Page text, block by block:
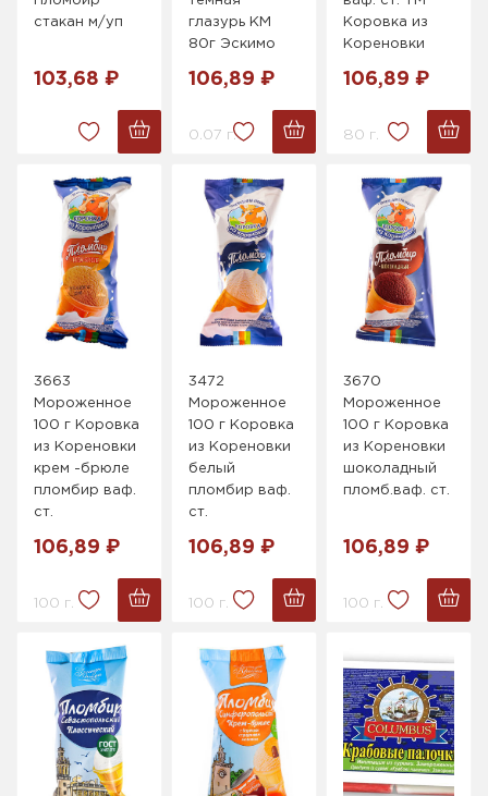
стакан м/уп
103,68 ₽
глазурь КМ
80г Эскимо
106,89 ₽
0.07 г.
Коровка из
Кореновки
106,89 ₽
80 г.
3663
Мороженное
100 г Коровка
из Кореновки
крем -брюле
пломбир ваф.
ст.
106,89 ₽
100 г.
3472
Мороженное
100 г Коровка
из Кореновки
белый
пломбир ваф.
ст.
106,89 ₽
100 г.
3670
Мороженное
100 г Коровка
из Кореновки
шоколадный
пломб.ваф. ст.
106,89 ₽
100 г.